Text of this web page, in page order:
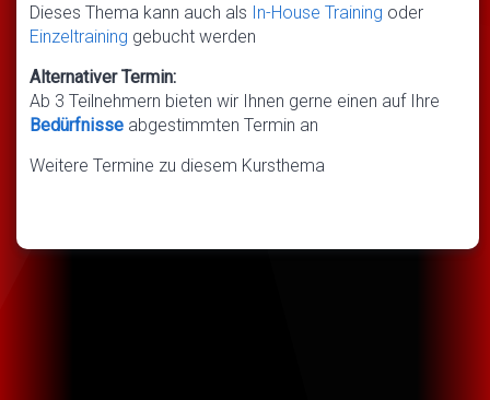
Dieses Thema kann auch als In-House Training oder
Einzeltraining gebucht werden
Alternativer Termin:
Ab 3 Teilnehmern bieten wir Ihnen gerne einen auf Ihre
Bedürfnisse abgestimmten Termin an
Weitere Termine zu diesem Kursthema